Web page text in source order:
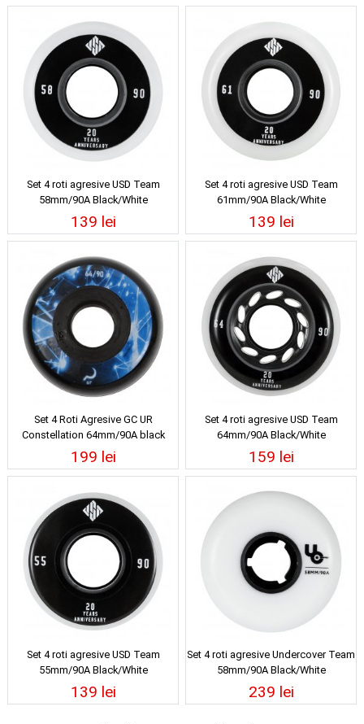
Set 4 roti agresive USD Team
58mm/90A Black/White
139 lei
Set 4 roti agresive USD Team
61mm/90A Black/White
139 lei
Set 4 Roti Agresive GC UR
Constellation 64mm/90A black
199 lei
Set 4 roti agresive USD Team
64mm/90A Black/White
159 lei
Set 4 roti agresive USD Team
55mm/90A Black/White
139 lei
Set 4 roti agresive Undercover Team
58mm/90A Black/White
239 lei